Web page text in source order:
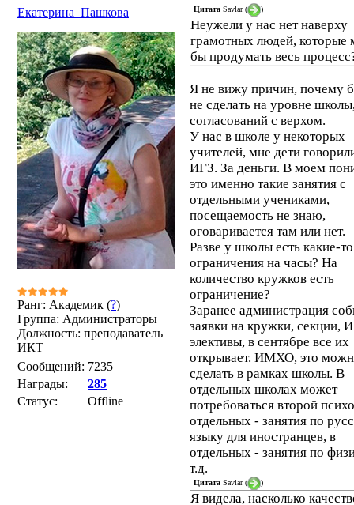
Екатерина_Пашкова
Ранг: Академик (?)
Группа: Администраторы
Должность: преподаватель
ИКТ
Сообщений: 7235
Награды:
285
Статус:
Offline
Цитата Savlar( )
Неужели у нас нет наверху
грамотных людей, которые
бы продумать весь
Я не вижу причин, почему
не сделать на уровне
согласований с верхом.
У нас в школе у некоторых
учителей, мне дети
ИГЗ. За деньги. В моем
это именно такие занятия с
отдельными учениками,
посещаемость не знаю,
оговаривается там или нет.
Разве у школы есть какие-то
ограничения на часы? На
количество кружков есть
ограничение?
Заранее администрация
заявки на кружки, секции,
элективы, в сентябре все их
открывает. ИМХО, это
сделать в рамках школы. В
отдельных школах может
потребоваться второй
отдельных - занятия по
языку для иностранцев, в
отдельных - занятия по
т.д.
Цитата Savlar( )
Я видела, насколько